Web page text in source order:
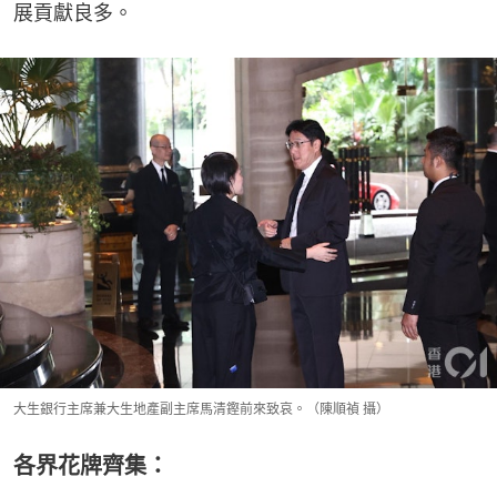
展貢獻良多。
大生銀行主席兼大生地產副主席馬清鏗前來致哀。（陳順禎 攝）
各界花牌齊集：